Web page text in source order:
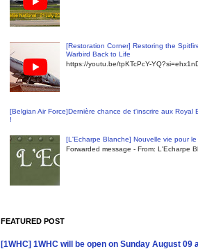
[Restoration Corner] Restoring the
Warbird Back to Life
https://youtu.be/tpKTcPcY-
[Belgian Air Force]Dernière chance de t'inscrire aux Royal
!
[L'Echarpe Blanche] Nouvelle vie pour
Forwarded message - From: L'Echarpe
FEATURED POST
[1WHC] 1WHC will be open on Sunday August 09